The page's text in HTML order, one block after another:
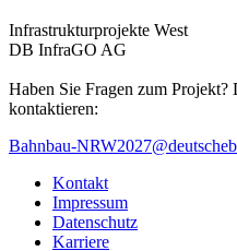
Infrastrukturprojekte West
DB InfraGO AG
Haben Sie Fragen zum Projekt?
kontaktieren:
Bahnbau-
Kontakt
Impressum
Datenschutz
Karriere